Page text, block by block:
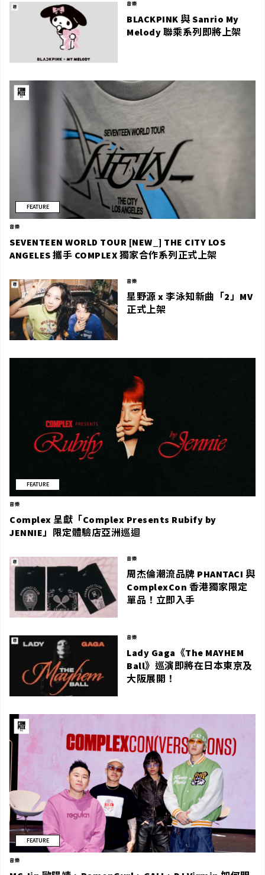
音樂
BLACKPINK 與 Sanrio My
Melody 聯乘系列即將上架
FEATURE
音樂
SEVENTEEN WORLD TOUR [NEW_] THE CITY LOS
ANGELES 攜手 COMPLEX 獨家合作系列正式上架
音樂
星野源 x 李泳知新曲「2」MV
正式上架
FEATURE
音樂
Complex 呈獻「Complex Presents Rubify by
JENNIE」限定體驗店亞洲巡迴
音樂
周杰倫潮流品牌 PHANTACI 與
ComplexCon 香港獨家限定
單品！立即入手
音樂
Lady Gaga《The MAYHEM
Ball》巡演即將在日本東京及
大阪展開！
FEATURE
音樂